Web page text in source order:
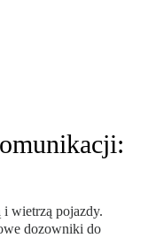
wietrzą pojazdy.
dozowniki do